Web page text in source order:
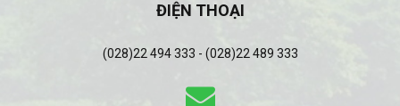
ĐIỆN THOẠI
(028)22 494 333 - (028)22 489 333